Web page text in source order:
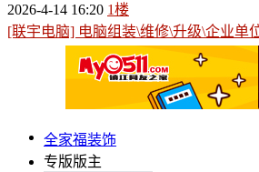
2026-4-14 16:20 1楼
[联宇电脑] 电脑组装\维修\升级\企业单
全家福装饰
专版版主